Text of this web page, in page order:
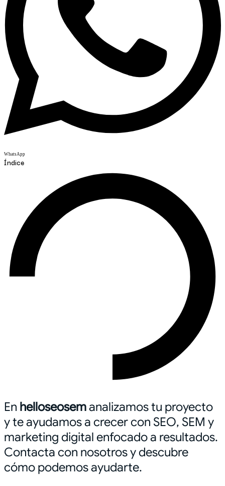
WhatsApp
Índice
En helloseosemanalizamos tu proyecto
y te ayudamos a crecer con SEO, SEM y
marketing digital enfocado a resultados.
Contacta con nosotros y descubre
cómo podemos ayudarte.